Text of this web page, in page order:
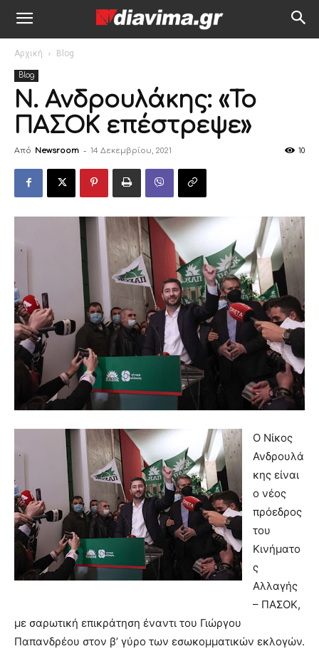
Αρχική Blog
Blog
Ν. Ανδρουλάκης: «Το
ΠΑΣΟΚ επέστρεψε»
Από Newsroom - 14 Δεκεμβρίου, 2021 10
Ο Νίκος
Ανδρουλά
κης είναι
ο νέος
πρόεδρος
του
Κινήματο
ς
Αλλαγής
– ΠΑΣΟΚ,
με σαρωτική επικράτηση έναντι του Γιώργου
Παπανδρέου στον β’ γύρο των εσωκομματικών εκλογών.